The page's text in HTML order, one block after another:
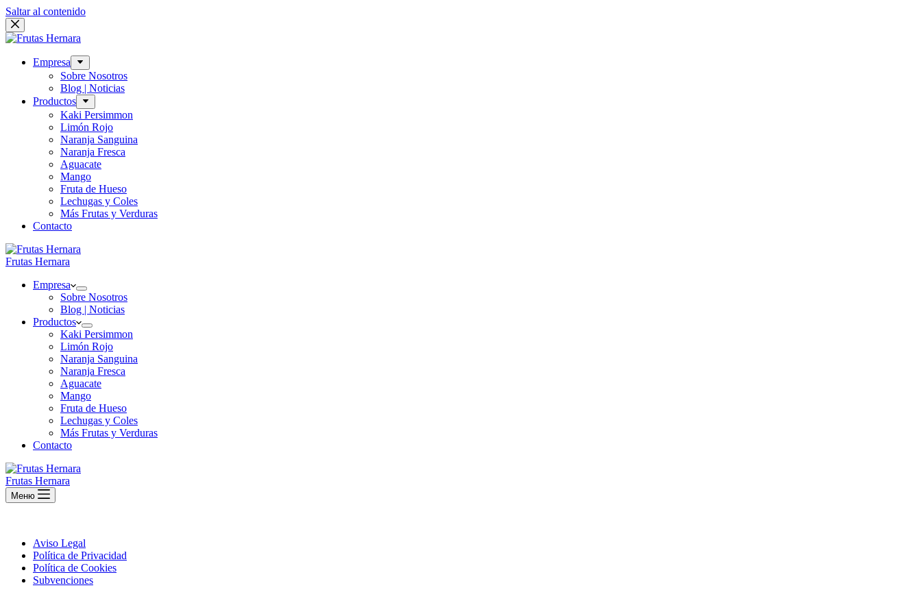
Saltar al contenido
Empresa
Sobre Nosotros
Blog | Noticias
Productos
Kaki Persimmon
Limón Rojo
Naranja Sanguina
Naranja Fresca
Aguacate
Mango
Fruta de Hueso
Lechugas y Coles
Más Frutas y Verduras
Contacto
Frutas Hernara
Empresa
Sobre Nosotros
Blog | Noticias
Productos
Kaki Persimmon
Limón Rojo
Naranja Sanguina
Naranja Fresca
Aguacate
Mango
Fruta de Hueso
Lechugas y Coles
Más Frutas y Verduras
Contacto
Frutas Hernara
Меню
Aviso Legal
Política de Privacidad
Política de Cookies
Subvenciones